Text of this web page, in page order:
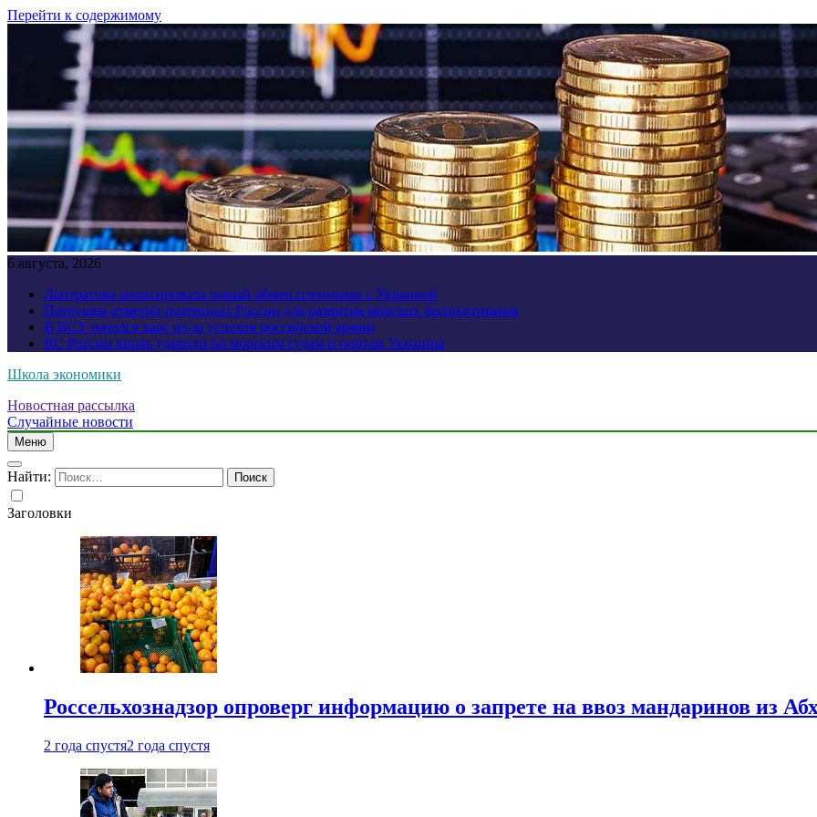
Перейти к содержимому
6 августа, 2026
Лантратова анонсировала новый обмен пленными с Украиной
Патрушев отметил потенциал России для развития морских беспилотников
В ВСУ начался хаос из-за успехов российской армии
ВС России вновь ударили по морским судам и портам Украины
Школа экономики
Новостная рассылка
Случайные новости
Меню
Найти:
Заголовки
Россельхознадзор опроверг информацию о запрете на ввоз мандаринов из
2 года спустя2 года спустя